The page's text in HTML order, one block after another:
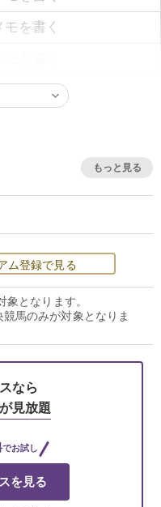
モを書く
もっと見る
ム登録で見る
となります。
馬のみが対象となりま
なら
見放題
でお試し
を見る